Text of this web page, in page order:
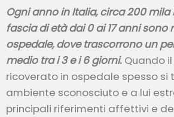
Ogni anno in Italia, circa 200
fascia di età dai 0 ai 17 anni sono
ospedale, dove trascorrono un
medio tra i 3 e i 6 giorni. Quando
ricoverato in ospedale spesso si
ambiente sconosciuto e a lui
principali riferimenti affettivi e